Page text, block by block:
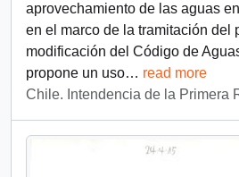
aprovechamiento de las aguas
en el marco de la tramitación del
modificación del Código de
propone un uso… read more
Chile. Intendencia de la Primera